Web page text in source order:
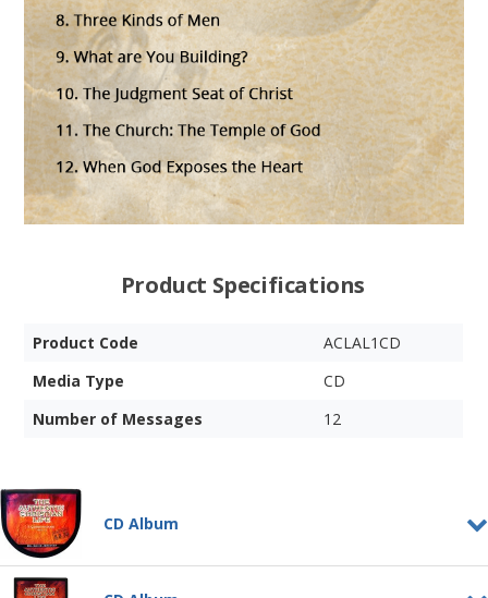
Product Specifications
Product Code
ACLAL1CD
Media Type
CD
Number of Messages
12
CD Album
The Authentic Christian Life